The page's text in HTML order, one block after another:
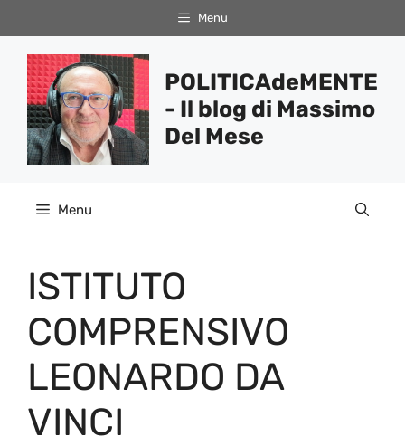
al
contenuto
Menu
POLITICAdeMENTE
- Il blog di Massimo
Del Mese
Menu
ISTITUTO
COMPRENSIVO
LEONARDO DA
VINCI